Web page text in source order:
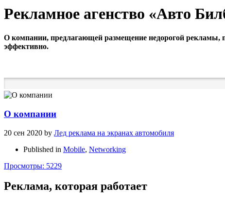
Рекламное агенство «Авто
О компании, предлагающей размещение недорогой рекламы,
эффективно.
О компании
20 сен 2020 by Лед реклама на экранах автомобиля
Published in Mobile, Networking
Просмотры: 5229
Реклама, которая работает